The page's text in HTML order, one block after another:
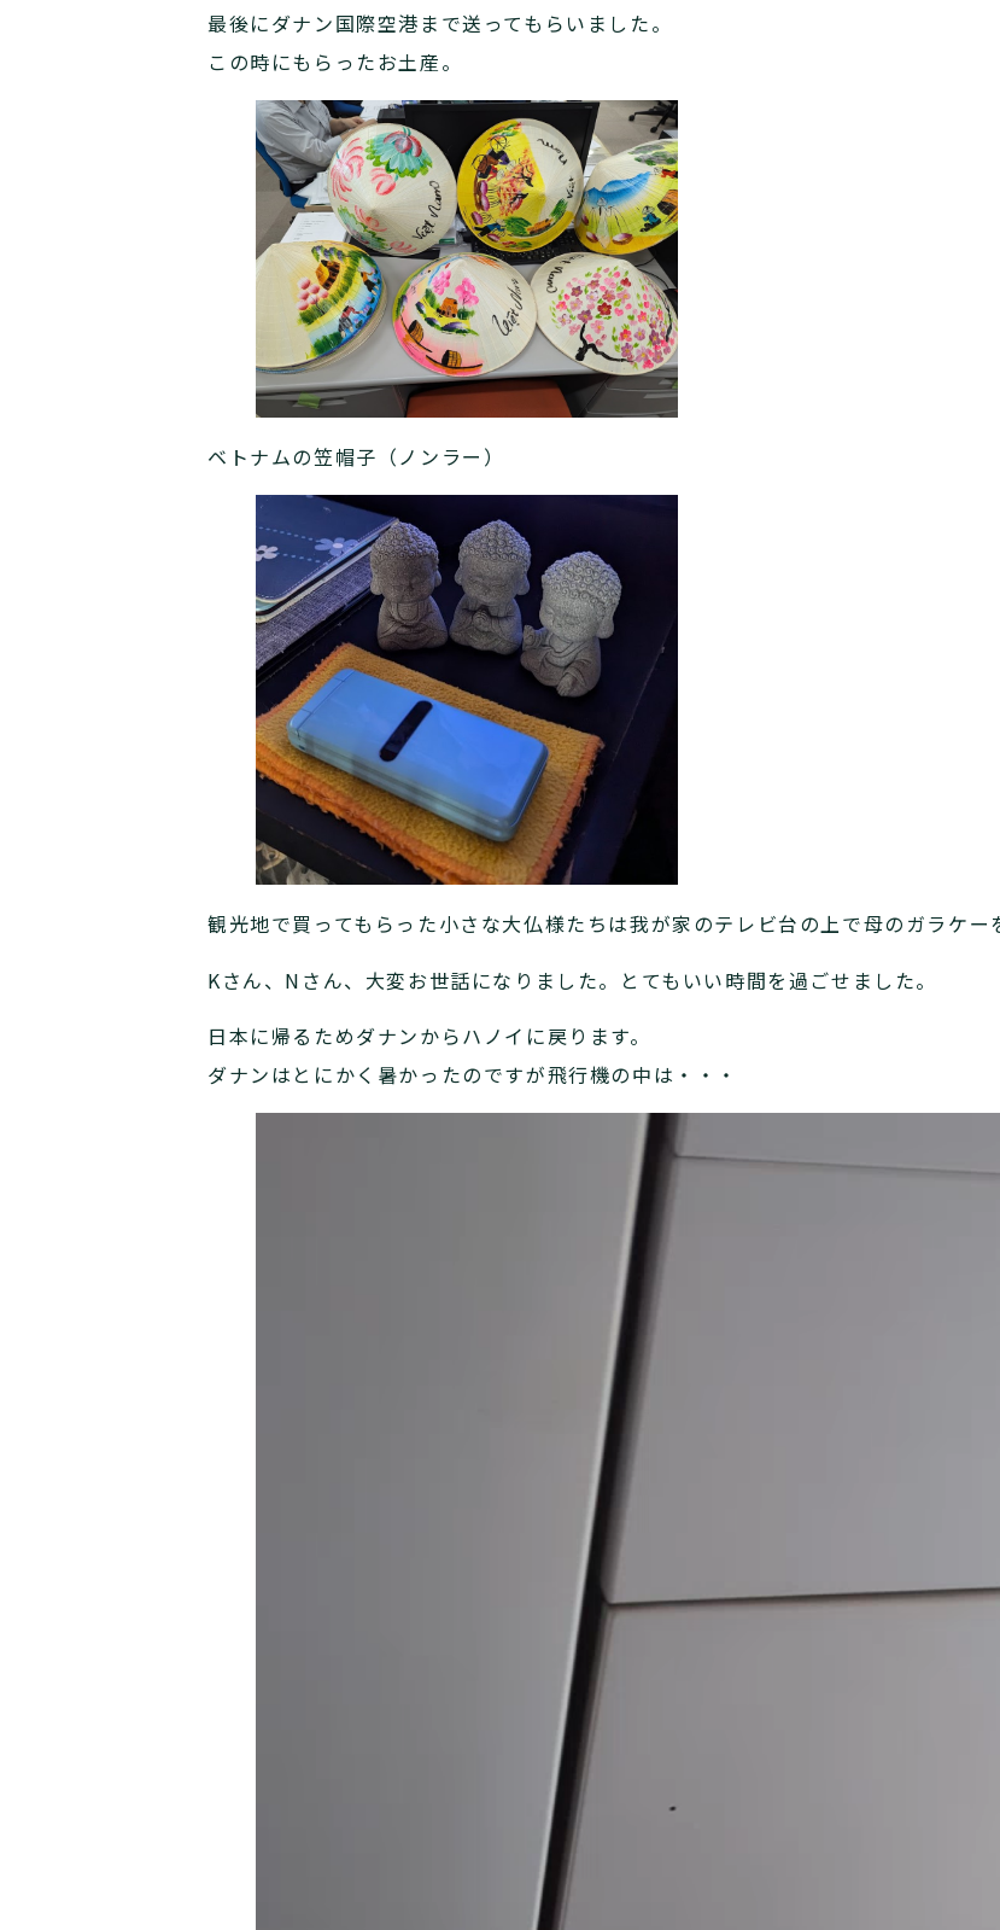
最後にダナン国際空港まで送ってもらいました。
この時にもらったお土産。
ベトナムの笠帽子（ノンラー）
観光地で買ってもらった小さな大仏様たちは我が家のテレビ台の上で母のガラケー
Kさん、Nさん、大変お世話になりました。とてもいい時間を過ごせました。
日本に帰るためダナンからハノイに戻ります。
ダナンはとにかく暑かったのですが飛行機の中は・・・